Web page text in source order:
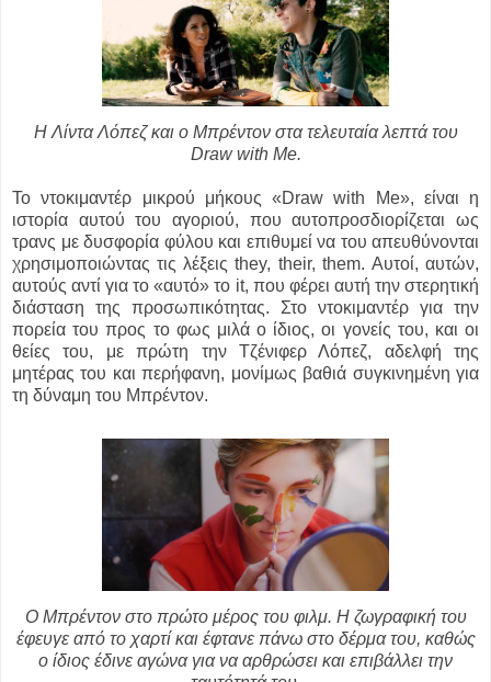
Η Λίντα Λόπεζ και ο Μπρέντον στα τελευταία λεπτά του
Draw with Me.
Το ντοκιμαντέρ μικρού μήκους «Draw with Me», είναι η
ιστορία αυτού του αγοριού, που αυτοπροσδιορίζεται ως
τρανς με δυσφορία φύλου και επιθυμεί να του απευθύνονται
χρησιμοποιώντας τις λέξεις they, their, them. Αυτοί, αυτών,
αυτούς αντί για το «αυτό» το it, που φέρει αυτή την στερητική
διάσταση της προσωπικότητας. Στο ντοκιμαντέρ για την
πορεία του προς το φως μιλά ο ίδιος, οι γονείς του, και οι
θείες του, με πρώτη την Τζένιφερ Λόπεζ, αδελφή της
μητέρας του και περήφανη, μονίμως βαθιά συγκινημένη για
τη δύναμη του Μπρέντον.
O Mπρέντον στο πρώτο μέρος του φιλμ. Η ζωγραφική του
έφευγε από το χαρτί και έφτανε πάνω στο δέρμα του, καθώς
ο ίδιος έδινε αγώνα για να αρθρώσει και επιβάλλει την